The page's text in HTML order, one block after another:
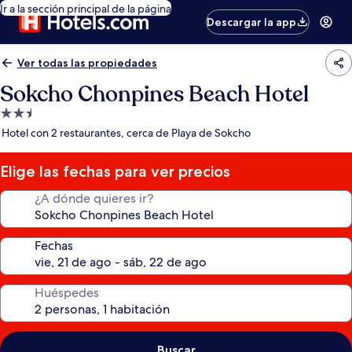
Ir a la sección principal de la página
Descargar la app
Ver todas las propiedades
Sokcho Chonpines Beach Hotel
Propiedad
de
estrellas
Hotel con 2 restaurantes, cerca de Playa de Sokcho
Elige las fechas para ver precios
¿A dónde quieres ir?
Fechas
Huéspedes